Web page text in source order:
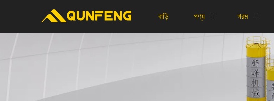
বাড়ি পণ্য গরম